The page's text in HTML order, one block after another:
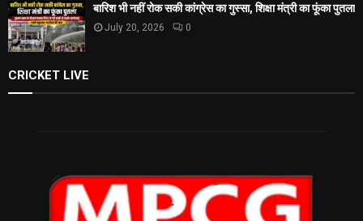
बारिश भी नहीं रोक सकी कांग्रेस का गुस्सा, शिक्षा मंत्री का फूंका पुतला
July 20, 2026 0
CRICKET LIVE